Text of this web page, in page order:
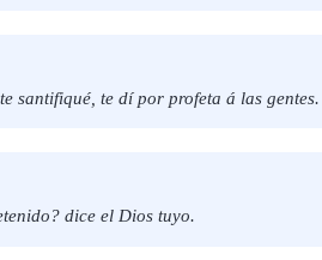
santifiqué, te dí por profeta á las gentes.
dice el Dios tuyo.